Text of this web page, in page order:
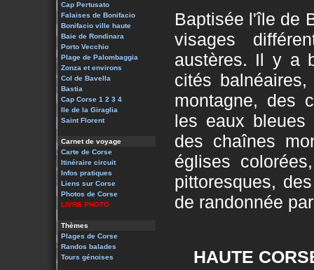
Cap Pertusato
Falaises de Bonifacio
Bonifacio ville haute
Baie de Rondinara
Porto Vecchio
Plage de Palombaggia
Zonza et environs
Col de Bavella
Bastia
Cap Corse 1 2 3 4
Ile de la Giraglia
Saint Florent
Carnet de voyage
Carte de Corse
Itinéraire circuit
Infos pratiques
Liens sur Corse
Photos de Corse
LIVRE PHOTO
Thèmes
Plages de Corse
Randos balades
Tours génoises
Baptisée l'île de
visages
austères. Il y a
cités
montagne, des
les eaux bleues
des chaînes
églises
pittoresques,
de randonnée
HAUTE